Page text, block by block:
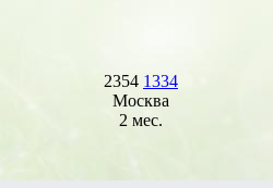
2354 1334
Москва
2 мес.